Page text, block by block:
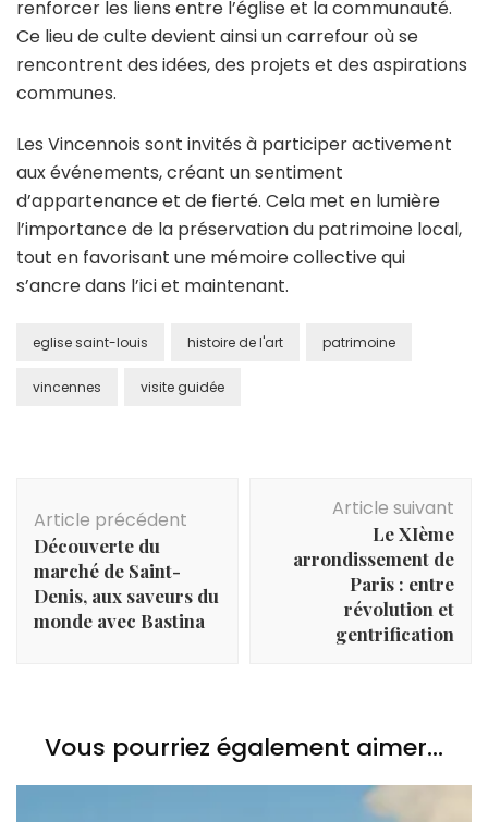
renforcer les liens entre l’église et la communauté.
Ce lieu de culte devient ainsi un carrefour où se
rencontrent des idées, des projets et des aspirations
communes.
Les Vincennois sont invités à participer activement
aux événements, créant un sentiment
d’appartenance et de fierté. Cela met en lumière
l’importance de la préservation du patrimoine local,
tout en favorisant une mémoire collective qui
s’ancre dans l’ici et maintenant.
eglise saint-louis histoire de l'art patrimoine
vincennes visite guidée
d'article
Article précédent
Découverte du
marché de Saint-
Denis, aux saveurs du
monde avec Bastina
Article suivant
Le XIème
arrondissement de
Paris : entre
révolution et
gentrification
Vous pourriez également aimer...